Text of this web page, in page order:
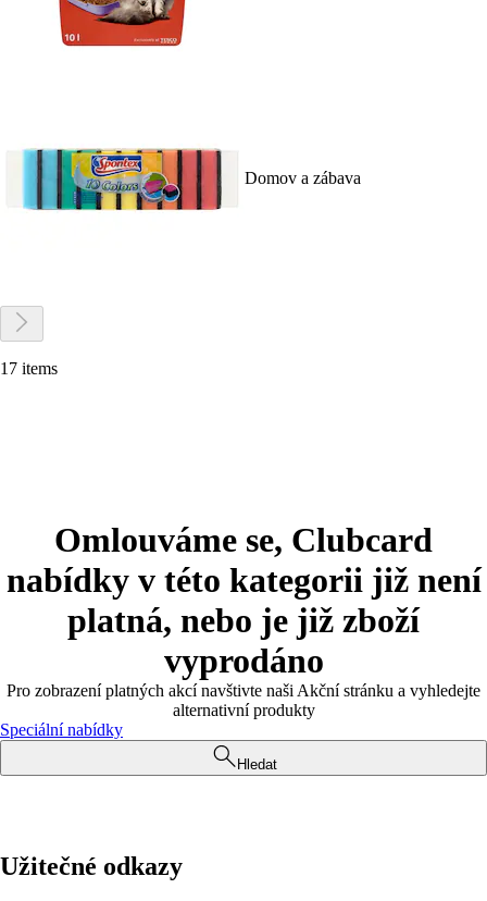
Domov a zábava
17 items
Omlouváme se, Clubcard
nabídky v této kategorii již není
platná, nebo je již zboží
vyprodáno
Pro zobrazení platných akcí navštivte naši Akční stránku a vyhledejte
alternativní produkty
Speciální nabídky
Hledat
Užitečné odkazy